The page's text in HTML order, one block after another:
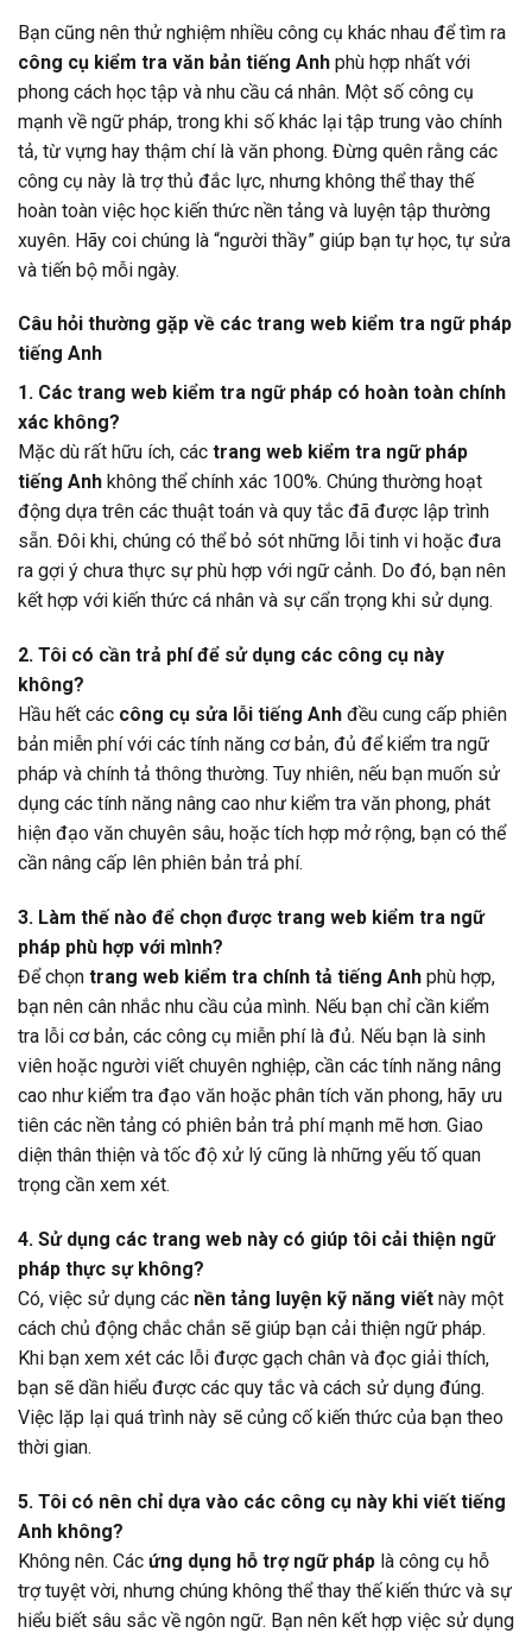
Bạn cũng nên thử nghiệm nhiều công cụ khác nhau để tìm ra
công cụ kiểm tra văn bản tiếng Anh phù hợp nhất với
phong cách học tập và nhu cầu cá nhân. Một số công cụ
mạnh về ngữ pháp, trong khi số khác lại tập trung vào chính
tả, từ vựng hay thậm chí là văn phong. Đừng quên rằng các
công cụ này là trợ thủ đắc lực, nhưng không thể thay thế
hoàn toàn việc học kiến thức nền tảng và luyện tập thường
xuyên. Hãy coi chúng là “người thầy” giúp bạn tự học, tự sửa
và tiến bộ mỗi ngày.
Câu hỏi thường gặp về các trang web kiểm tra ngữ pháp
tiếng Anh
1. Các trang web kiểm tra ngữ pháp có hoàn toàn chính
xác không?
Mặc dù rất hữu ích, các trang web kiểm tra ngữ pháp
tiếng Anh không thể chính xác 100%. Chúng thường hoạt
động dựa trên các thuật toán và quy tắc đã được lập trình
sẵn. Đôi khi, chúng có thể bỏ sót những lỗi tinh vi hoặc đưa
ra gợi ý chưa thực sự phù hợp với ngữ cảnh. Do đó, bạn nên
kết hợp với kiến thức cá nhân và sự cẩn trọng khi sử dụng.
2. Tôi có cần trả phí để sử dụng các công cụ này
không?
Hầu hết các công cụ sửa lỗi tiếng Anh đều cung cấp phiên
bản miễn phí với các tính năng cơ bản, đủ để kiểm tra ngữ
pháp và chính tả thông thường. Tuy nhiên, nếu bạn muốn sử
dụng các tính năng nâng cao như kiểm tra văn phong, phát
hiện đạo văn chuyên sâu, hoặc tích hợp mở rộng, bạn có thể
cần nâng cấp lên phiên bản trả phí.
3. Làm thế nào để chọn được trang web kiểm tra ngữ
pháp phù hợp với mình?
Để chọn trang web kiểm tra chính tả tiếng Anh phù hợp,
bạn nên cân nhắc nhu cầu của mình. Nếu bạn chỉ cần kiểm
tra lỗi cơ bản, các công cụ miễn phí là đủ. Nếu bạn là sinh
viên hoặc người viết chuyên nghiệp, cần các tính năng nâng
cao như kiểm tra đạo văn hoặc phân tích văn phong, hãy ưu
tiên các nền tảng có phiên bản trả phí mạnh mẽ hơn. Giao
diện thân thiện và tốc độ xử lý cũng là những yếu tố quan
trọng cần xem xét.
4. Sử dụng các trang web này có giúp tôi cải thiện ngữ
pháp thực sự không?
Có, việc sử dụng các nền tảng luyện kỹ năng viết này một
cách chủ động chắc chắn sẽ giúp bạn cải thiện ngữ pháp.
Khi bạn xem xét các lỗi được gạch chân và đọc giải thích,
bạn sẽ dần hiểu được các quy tắc và cách sử dụng đúng.
Việc lặp lại quá trình này sẽ củng cố kiến thức của bạn theo
thời gian.
5. Tôi có nên chỉ dựa vào các công cụ này khi viết tiếng
Anh không?
Không nên. Các ứng dụng hỗ trợ ngữ pháp là công cụ hỗ
trợ tuyệt vời, nhưng chúng không thể thay thế kiến thức và sự
hiểu biết sâu sắc về ngôn ngữ. Bạn nên kết hợp việc sử dụng